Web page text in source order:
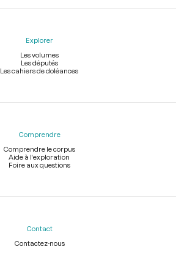
Explorer
Les volumes
Les députés
Les cahiers de doléances
Comprendre
Comprendre le corpus
Aide à l'exploration
Foire aux questions
Contact
Contactez-nous